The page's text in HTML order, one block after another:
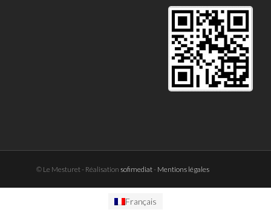
© Le Mesturet - Réalisation sofimediat- Mentions légales
Français